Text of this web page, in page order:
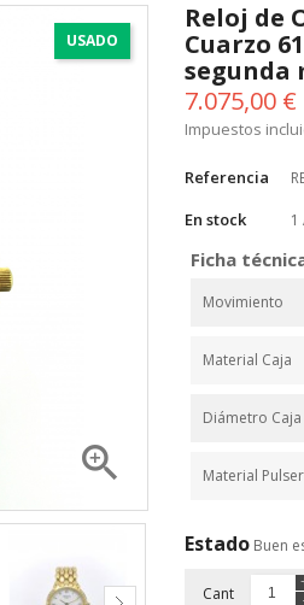
USADO

Reloj de
Cuarzo
segunda
7.075,00 €
Impuestos
Referencia
En stock 1
Ficha
Movimiento
Material Caja
Diámetro Caja
Material
Estado Buen
Cant